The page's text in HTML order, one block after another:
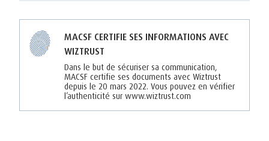
MACSF CERTIFIE SES INFORMATIONS AVEC
WIZTRUST
Dans le but de sécuriser sa communication,
MACSF certifie ses documents avec Wiztrust
depuis le 20 mars 2022. Vous pouvez en vérifier
l’authenticité sur www.wiztrust.com